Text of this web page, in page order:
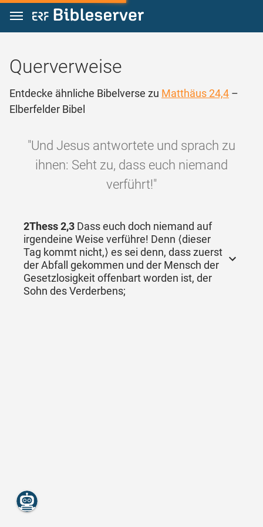
Zum Inhalt springen
Querverweise
Entdecke ähnliche Bibelverse zu Matthäus 24,4 –
Elberfelder Bibel
"Und Jesus antwortete und sprach zu
ihnen: Seht zu, dass euch niemand
verführt!"
2Thess 2,3 Dass euch doch niemand auf
irgendeine Weise verführe! Denn ⟨dieser
Tag kommt nicht,⟩ es sei denn, dass zuerst
der Abfall gekommen und der Mensch der
Gesetzlosigkeit offenbart worden ist, der
Sohn des Verderbens;